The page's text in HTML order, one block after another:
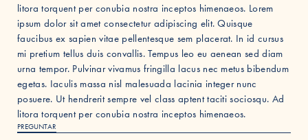
litora torquent per conubia nostra inceptos himenaeos. Lorem
ipsum dolor sit amet consectetur adipiscing elit. Quisque
faucibus ex sapien vitae pellentesque sem placerat. In id cursus
mi pretium tellus duis convallis. Tempus leo eu aenean sed diam
urna tempor. Pulvinar vivamus fringilla lacus nec metus bibendum
egetas. Iaculis massa nisl malesuada lacinia integer nunc
posuere. Ut hendrerit sempre vel class aptent taciti sociosqu. Ad
litora torquent per conubia nostra inceptos himenaeos.
PREGUNTAR